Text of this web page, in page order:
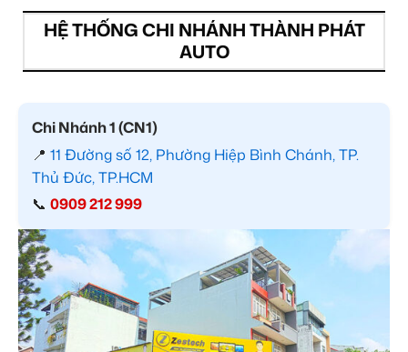
HỆ THỐNG CHI NHÁNH THÀNH PHÁT
AUTO
Chi Nhánh 1 (CN1)
📍 11 Đường số 12, Phường Hiệp Bình Chánh, TP.
Thủ Đức, TP.HCM
📞 0909 212 999